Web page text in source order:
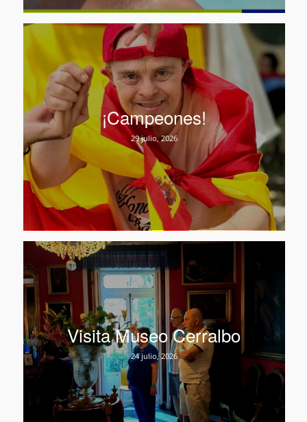
¡Campeones!
29 julio, 2026
Visita Museo Cerralbo
24 julio, 2026